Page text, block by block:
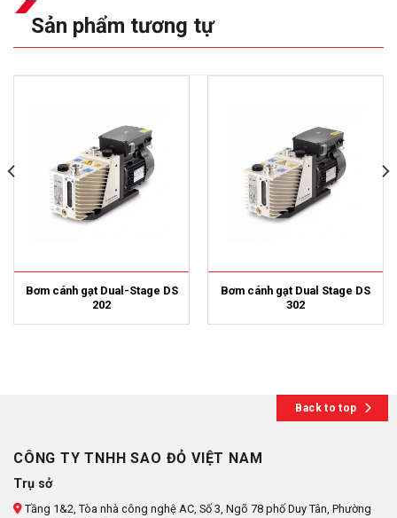
Sản phẩm tương tự
Bơm cánh gạt Dual-Stage DS
202
Bơm cánh gạt Dual Stage DS
302
Back to top
CÔNG TY TNHH SAO ĐỎ VIỆT NAM
Trụ sở
Tầng 1&2, Tòa nhà công nghệ AC, Số 3, Ngõ 78 phố Duy Tân, Phường